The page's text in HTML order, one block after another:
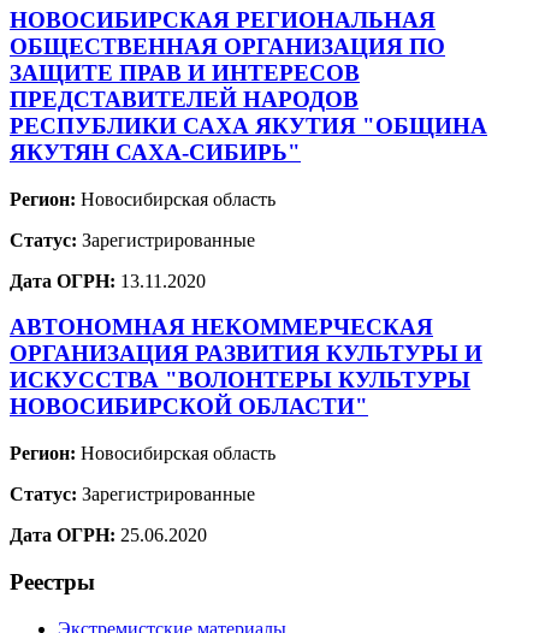
НОВОСИБИРСКАЯ РЕГИОНАЛЬНАЯ
ОБЩЕСТВЕННАЯ ОРГАНИЗАЦИЯ ПО
ЗАЩИТЕ ПРАВ И ИНТЕРЕСОВ
ПРЕДСТАВИТЕЛЕЙ НАРОДОВ
РЕСПУБЛИКИ САХА ЯКУТИЯ "ОБЩИНА
ЯКУТЯН САХА-СИБИРЬ"
Регион: Новосибирская область
Статус: Зарегистрированные
Дата ОГРН: 13.11.2020
АВТОНОМНАЯ НЕКОММЕРЧЕСКАЯ
ОРГАНИЗАЦИЯ РАЗВИТИЯ КУЛЬТУРЫ И
ИСКУССТВА "ВОЛОНТЕРЫ КУЛЬТУРЫ
НОВОСИБИРСКОЙ ОБЛАСТИ"
Регион: Новосибирская область
Статус: Зарегистрированные
Дата ОГРН: 25.06.2020
Реестры
Экстремистские материалы